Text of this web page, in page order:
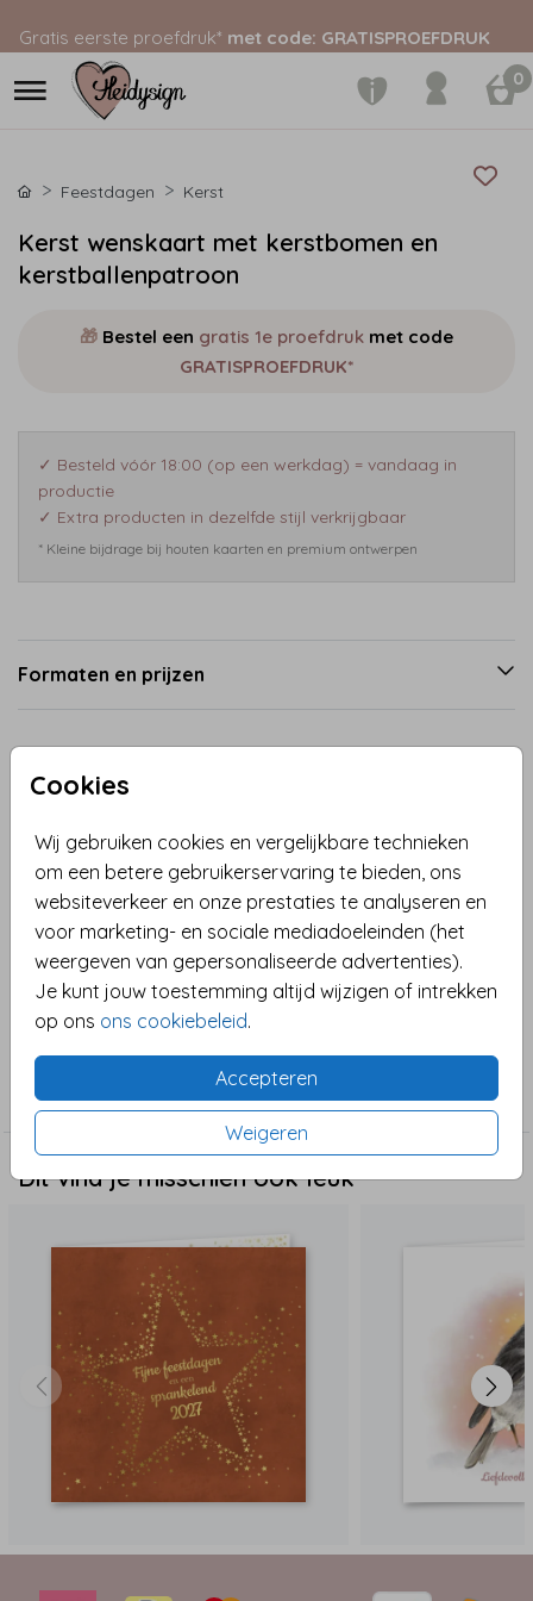
Gratis eerste proefdruk* met code: GRATISPROEFDRUK
0
Cookies
Wij gebruiken cookies en vergelijkbare technieken
om een betere gebruikerservaring te bieden, ons
websiteverkeer en onze prestaties te analyseren en
voor marketing- en sociale mediadoeleinden (het
weergeven van gepersonaliseerde advertenties).
Je kunt jouw toestemming altijd wijzigen of intrekken
op ons ons cookiebeleid.
Accepteren
Weigeren
Feestdagen Kerst
Kerst wenskaart met kerstbomen en
kerstballenpatroon
🎁 Bestel een gratis 1e proefdruk met code
GRATISPROEFDRUK*
✓ Besteld vóór 18:00 (op een werkdag) = vandaag in
productie
✓ Extra producten in dezelfde stijl verkrijgbaar
* Kleine bijdrage bij houten kaarten en premium ontwerpen
Formaten en prijzen
Productinformatie
Omschrijving
Kerst wenskaart met abstracte kerstbomen en een
kerstballen patroon. Je kunt deze terra roze
gekleurde kerstkaart naar wens aanpassen. Voeg
eenvoudig een persoonlijke boodschap toe aan de
kaart in onze handige editor.
Toon meer
Collectie
Kerst
Dit vind je misschien ook leuk